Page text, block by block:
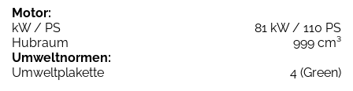
Motor:
kW / PS
81 kW / 110 PS
Hubraum
999 cm³
Umweltnormen:
Umweltplakette
4 (Green)